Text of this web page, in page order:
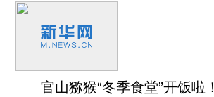
官山猕猴“冬季食堂”开饭啦！